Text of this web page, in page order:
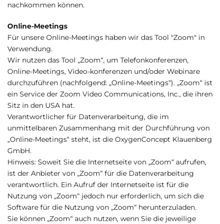
nachkommen können.
Online-Meetings
Für unsere Online-Meetings haben wir das Tool "Zoom" in
Verwendung.
Wir nutzen das Tool „Zoom“, um Telefonkonferenzen,
Online-Meetings, Video-konferenzen und/oder Webinare
durchzuführen (nachfolgend: „Online-Meetings“). „Zoom“ ist
ein Service der Zoom Video Communications, Inc., die ihren
Sitz in den USA hat.
Verantwortlicher für Datenverarbeitung, die im
unmittelbaren Zusammenhang mit der Durchführung von
„Online-Meetings“ steht, ist die OxygenConcept Klauenberg
GmbH.
Hinweis: Soweit Sie die Internetseite von „Zoom“ aufrufen,
ist der Anbieter von „Zoom“ für die Datenverarbeitung
verantwortlich. Ein Aufruf der Internetseite ist für die
Nutzung von „Zoom“ jedoch nur erforderlich, um sich die
Software für die Nutzung von „Zoom“ herunterzuladen.
Sie können „Zoom“ auch nutzen, wenn Sie die jeweilige